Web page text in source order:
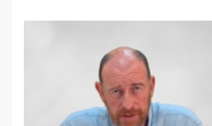
деятельность ИИТО ЮНЕСКО в
цифроглобалисты продолжают
повестку в образовании
09:43, 01 Июня 2026
5G за счет здоровья граждан:
отобрать у регионов и
защищать жилые дома и